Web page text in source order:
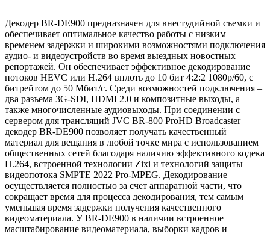
Декодер BR-DE900 предназначен для внестудийной съемки и
обеспечивает оптимальное качество работы с низким
временем задержки и широкими возможностями подключения
аудио- и видеоустройств во время выездных новостных
репортажей. Он обеспечивает эффективное декодирование
потоков HEVC или H.264 вплоть до 10 бит 4:2:2 1080p/60, с
битрейтом до 50 Мбит/с. Среди возможностей подключения –
два разъема 3G-SDI, HDMI 2.0 и композитные выходы, а
также многочисленные аудиовыходы. При соединении с
сервером для трансляций JVC BR-800 ProHD Broadcaster
декодер BR-DE900 позволяет получать качественный
материал для вещания в любой точке мира с использованием
общественных сетей благодаря наличию эффективного кодека
H.264, встроенной технологии Zixi и технологий защиты
видеопотока SMPTE 2022 Pro-MPEG. Декодирование
осуществляется полностью за счет аппаратной части, что
сокращает время для процесса декодирования, тем самым
уменьшая время задержки получения качественного
видеоматериала. У BR-DE900 в наличии встроенное
масштабирование видеоматериала, выборки кадров и